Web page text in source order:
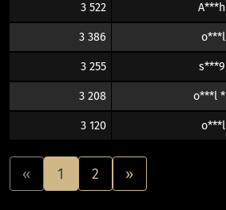
3 522 A***h
3 386 o***l
3 255 s***9
3 208 o***l *
3 120 o***l
« 1 2 »